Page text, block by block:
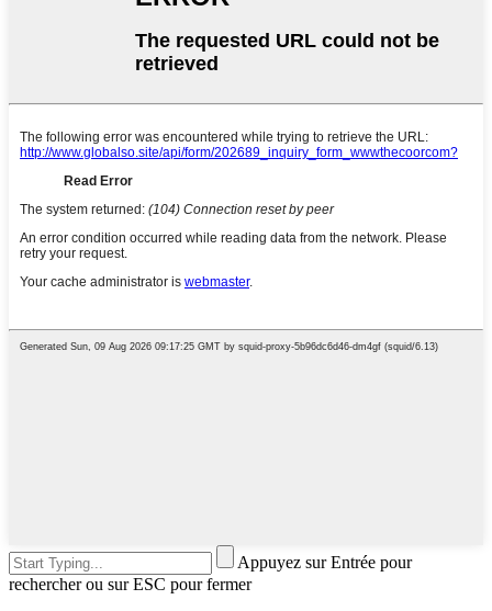
Appuyez sur Entrée pour
rechercher ou sur ESC pour fermer